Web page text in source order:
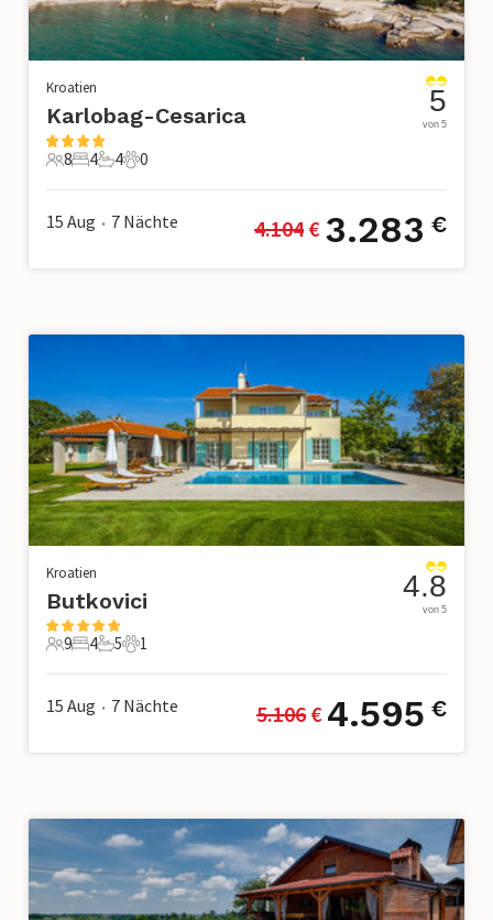
Kroatien
Karlobag-Cesarica
8 Gäste
8
4 Schlafzimmer
4
4 Badezimmer
4
0 Haustiere
0
5
von 5
15 Aug • 7 Nächte 4.104 € 3.283 €
Kroatien
Butkovici
9 Gäste
9
4 Schlafzimmer
4
5 Badezimmer
5
1 Haustier
1
4.8
von 5
15 Aug • 7 Nächte 5.106 € 4.595 €